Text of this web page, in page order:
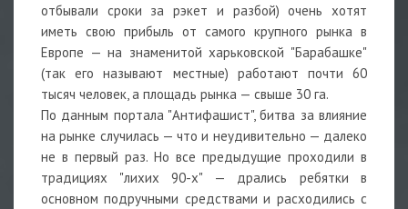
отбывали сроки за рэкет и разбой) очень хотят
иметь свою прибыль от самого крупного рынка в
Европе — на знаменитой харьковской "Барабашке"
(так его называют местные) работают почти 60
тысяч человек, а площадь рынка — свыше 30 га.
По данным портала "Антифашист", битва за влияние
на рынке случилась — что и неудивительно — далеко
не в первый раз. Но все предыдущие проходили в
традициях "лихих 90-х" — дрались ребятки в
основном подручными средствами и расходились с